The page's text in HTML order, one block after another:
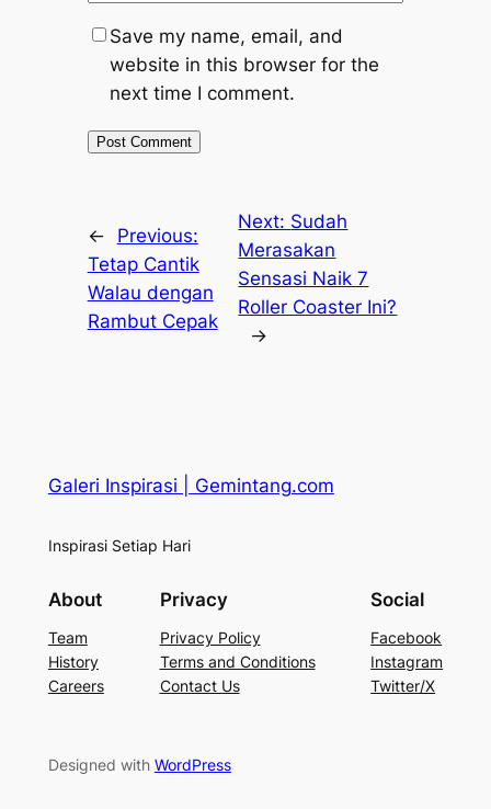
Save my name, email, and
website in this browser for the
next time I comment.
←
Previous:
Tetap Cantik
Walau dengan
Rambut Cepak
Next: Sudah
Merasakan
Sensasi Naik 7
Roller Coaster Ini?
→
Galeri Inspirasi | Gemintang.com
Inspirasi Setiap Hari
About
Team
History
Careers
Privacy
Privacy Policy
Terms and Conditions
Contact Us
Social
Facebook
Instagram
Twitter/X
Designed with WordPress